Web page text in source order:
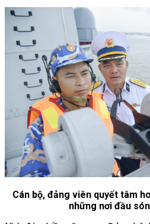
Cán bộ, đảng viên quyết tâm
những nơi đầu